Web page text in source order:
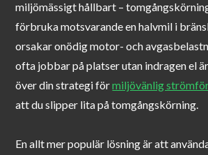
miljömässigt hållbart –
förbruka motsvarande en halvmil i
orsakar onödig motor- och
ofta jobbar på platser utan indragen el
över din strategi förmiljövänlig
att du slipper lita på tomgångskörning.
En allt mer populär lösning är att